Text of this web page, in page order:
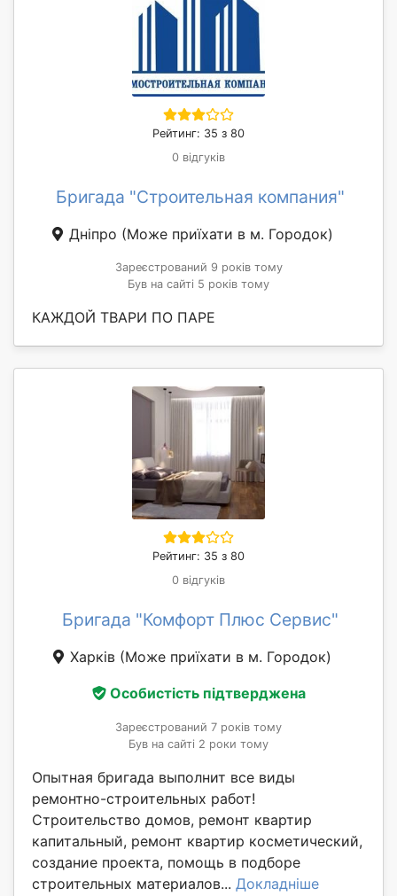
Рейтинг: 35 з 80
0 відгуків
Бригада "Строительная компания"
Дніпро (Може приїхати в м. Городок)
Зареєстрований 9 років тому
Був на сайті 5 років тому
КАЖДОЙ ТВАРИ ПО ПАРЕ
Рейтинг: 35 з 80
0 відгуків
Бригада "Комфорт Плюс Сервис"
Харків (Може приїхати в м. Городок)
Особистість підтверджена
Зареєстрований 7 років тому
Був на сайті 2 роки тому
Опытная бригада выполнит все виды
ремонтно-строительных работ!
Строительство домов, ремонт квартир
капитальный, ремонт квартир косметический,
создание проекта, помощь в подборе
строительных материалов... Докладніше